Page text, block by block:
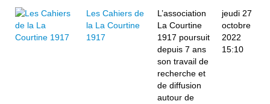
Les Cahiers de
la La Courtine
1917
L’association
La Courtine
1917 poursuit
depuis 7 ans
son travail de
recherche et
de diffusion
autour de
jeudi 27
octobre
2022
15:10